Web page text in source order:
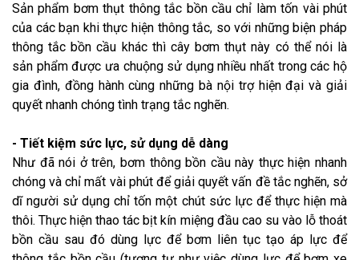
Sản phẩm bơm thụt thông tắc bồn cầu chỉ làm tốn vài phút
của các bạn khi thực hiện thông tắc, so với những biện pháp
thông tắc bồn cầu khác thì cây bơm thụt này có thể nói là
sản phẩm được ưa chuộng sử dụng nhiều nhất trong các hộ
gia đình, đồng hành cùng những bà nội trợ hiện đại và giải
quyết nhanh chóng tình trạng tắc nghẽn.
- Tiết kiệm sức lực, sử dụng dễ dàng
Như đã nói ở trên, bơm thông bồn cầu này thực hiện nhanh
chóng và chỉ mất vài phút để giải quyết vấn đề tắc nghẽn, sở
dĩ người sử dụng chỉ tốn một chút sức lực để thực hiện mà
thôi. Thực hiện thao tác bịt kín miệng đầu cao su vào lỗ thoát
bồn cầu sau đó dùng lực để bơm liên tục tạo áp lực để